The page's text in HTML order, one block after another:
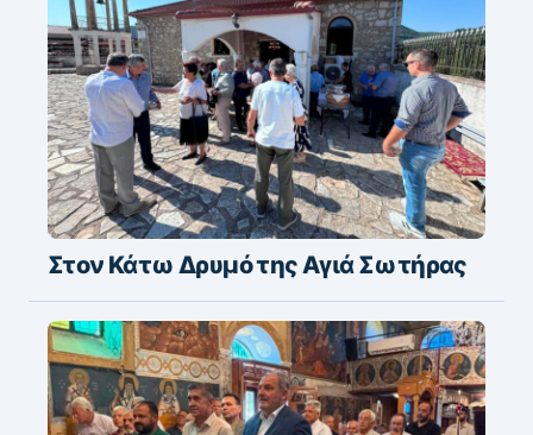
Στον Κάτω Δρυμό της Αγιά Σωτήρας